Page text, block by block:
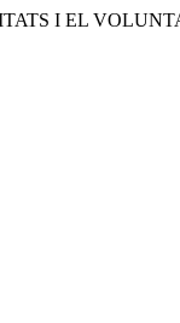
I EL